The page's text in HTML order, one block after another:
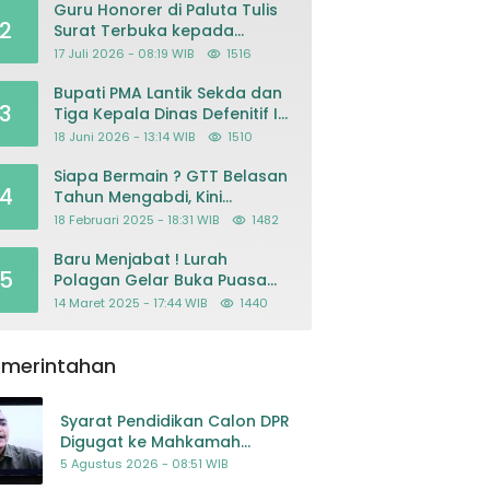
2
Guru Honorer di Paluta Tulis
Surat Terbuka kepada
Presiden Prabowo, Mohon
Kriminalisasi
17 Juli 2026 - 08:19 WIB 1516
3
Bupati PMA Lantik Sekda dan
Tiga Kepala Dinas Defenitif Ini
orangnya
18 Juni 2026 - 13:14 WIB 1510
Siapa Bermain ? GTT Belasan
Tahun Mengabdi, Kini
Dikeluarkan Sepihak Dari
18 Februari 2025 - 18:31 WIB 1482
Baru Menjabat ! Lurah
Polagan Gelar Buka Puasa
Bersama
14 Maret 2025 - 17:44 WIB 1440
Syarat Pendidikan Calon DPR
Digugat ke Mahkamah
Konstitusi
5 Agustus 2026 - 08:51 WIB